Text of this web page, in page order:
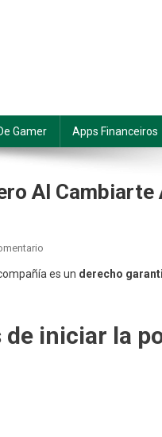
Gamer Apps Financeiros
Al
Al
es un derecho
de iniciar la